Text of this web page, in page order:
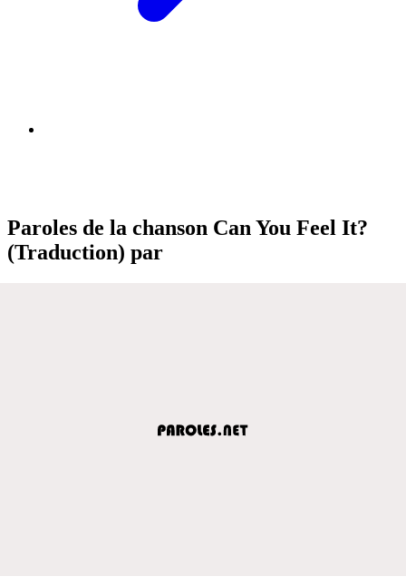
Paroles de la chanson Can You Feel It?
(Traduction) par